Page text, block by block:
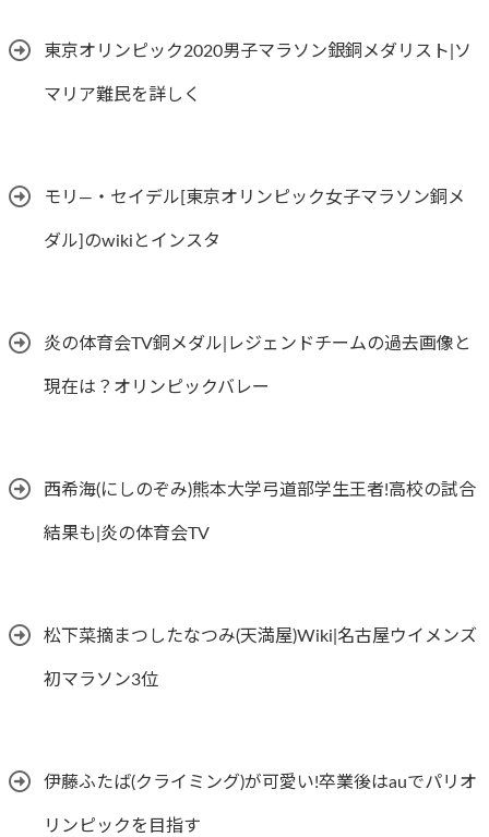
東京オリンピック2020男子マラソン銀銅メダリスト|ソ
マリア難民を詳しく
モリ―・セイデル[東京オリンピック女子マラソン銅メ
ダル]のwikiとインスタ
炎の体育会TV銅メダル|レジェンドチームの過去画像と
現在は？オリンピックバレー
西希海(にしのぞみ)熊本大学弓道部学生王者!高校の試合
結果も|炎の体育会TV
松下菜摘まつしたなつみ(天満屋)Wiki|名古屋ウイメンズ
初マラソン3位
伊藤ふたば(クライミング)が可愛い!卒業後はauでパリオ
リンピックを目指す